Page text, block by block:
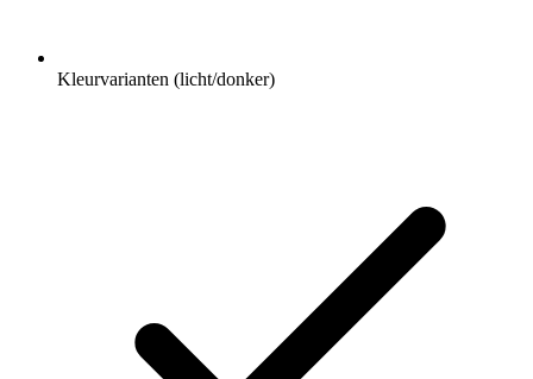
Kleurvarianten (licht/donker)